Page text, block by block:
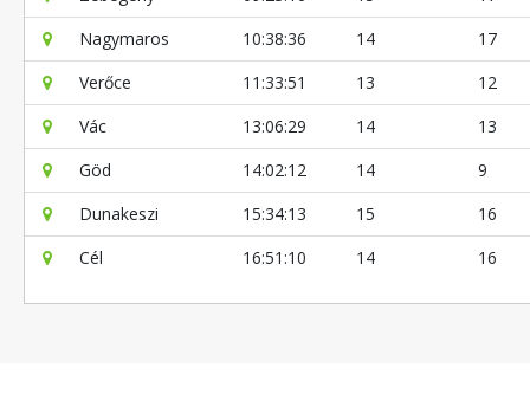
Nagymaros
10:38:36 14
17
Verőce
11:33:51 13
12
Vác
13:06:29 14
13
Göd
14:02:12 14
9
Dunakeszi
15:34:13 15
16
Cél
16:51:10 14 16